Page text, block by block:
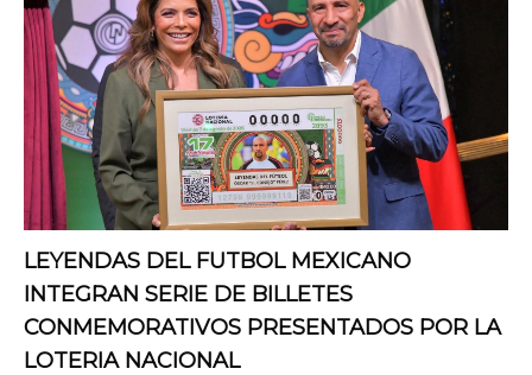
LEYENDAS DEL FUTBOL MEXICANO
INTEGRAN SERIE DE BILLETES
CONMEMORATIVOS PRESENTADOS POR LA
LOTERIA NACIONAL